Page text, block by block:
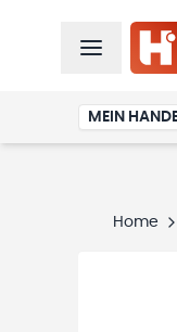
MEIN
Home